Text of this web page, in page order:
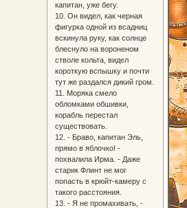
капитан, уже бегу.
10. Он видел, как черная
фигурка одной из всадниц
вскинула руку, как солнце
блеснуло на вороненом
стволе кольта, видел
короткую вспышку и почти
тут же раздался дикий гром.
11. Моряка смело
обломками обшивки,
корабль перестал
существовать.
12. - Браво, капитан Эль,
прямо в яблочко! -
похвалила Ирма. - Даже
старик Флинт не мог
попасть в крюйт-камеру с
такого расстояния.
13. - Я не промахивать, -